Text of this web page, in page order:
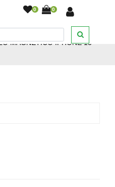
0 0
RICARICA
MAGNETICO IPHONE 13